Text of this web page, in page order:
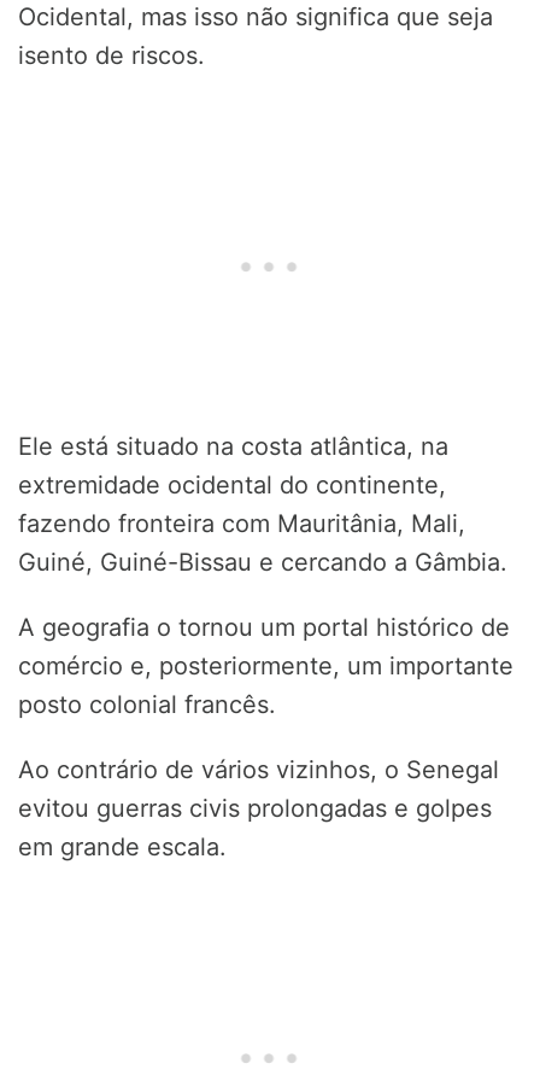
Ocidental, mas isso não significa que seja
isento de riscos.
Ele está situado na costa atlântica, na
extremidade ocidental do continente,
fazendo fronteira com Mauritânia, Mali,
Guiné, Guiné-Bissau e cercando a Gâmbia.
A geografia o tornou um portal histórico de
comércio e, posteriormente, um importante
posto colonial francês.
Ao contrário de vários vizinhos, o Senegal
evitou guerras civis prolongadas e golpes
em grande escala.